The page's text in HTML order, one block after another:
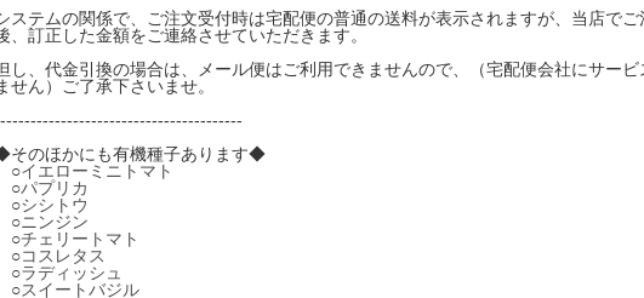
ステムの関係で、ご注文受付時は宅配便の普通の送料が表示されますが、当店でご
、訂正した金額をご連絡させていただきます。
し、代金引換の場合は、メール便はご利用できませんので、（宅配便会社にサービ
せん）ご了承下さいませ。
そのほかにも有機種子あります◆
イエローミニトマト
パプリカ
シシトウ
ニンジン
チェリートマト
コスレタス
ラディッシュ
スイートバジル